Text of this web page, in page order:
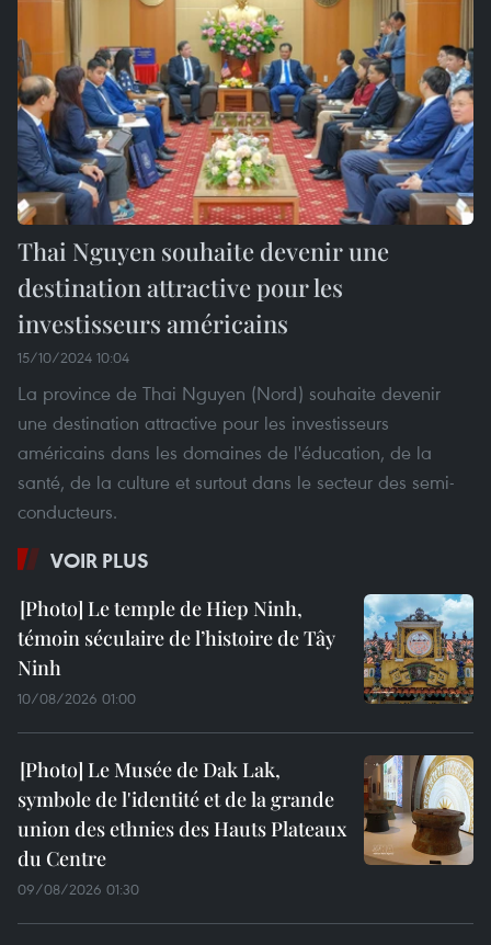
Thai Nguyen souhaite devenir une
destination attractive pour les
investisseurs américains
15/10/2024 10:04
La province de Thai Nguyen (Nord) souhaite devenir
une destination attractive pour les investisseurs
américains dans les domaines de l'éducation, de la
santé, de la culture et surtout dans le secteur des semi-
conducteurs.
VOIR PLUS
Le temple de Hiep Ninh,
témoin séculaire de l’histoire de Tây
Ninh
10/08/2026 01:00
Le Musée de Dak Lak,
symbole de l'identité et de la grande
union des ethnies des Hauts Plateaux
du Centre
09/08/2026 01:30